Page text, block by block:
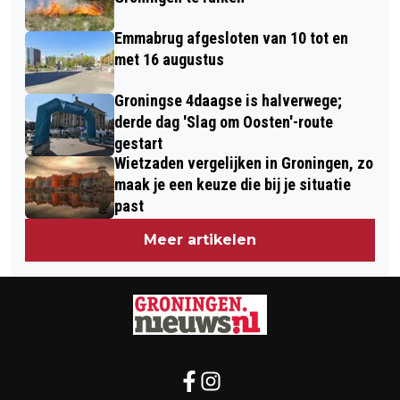
Emmabrug afgesloten van 10 tot en
met 16 augustus
Groningse 4daagse is halverwege;
derde dag 'Slag om Oosten'-route
gestart
Wietzaden vergelijken in Groningen, zo
maak je een keuze die bij je situatie
past
Meer artikelen